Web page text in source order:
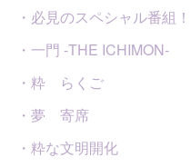
・必見のスペシャル番組！
・一門 -THE ICHIMON-
・粋 らくご
・夢 寄席
・粋な文明開化